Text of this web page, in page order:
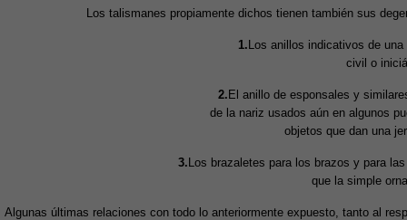
Los talismanes propiamente dichos tienen también sus
1. Los anillos indicativos de
civil o
2. El anillo de esponsales y
de la nariz usados aún en algunos
objetos que dan una
3. Los brazaletes para los brazos y para
que la simple
Algunas últimas relaciones con todo lo anteriormente expuesto, tanto al